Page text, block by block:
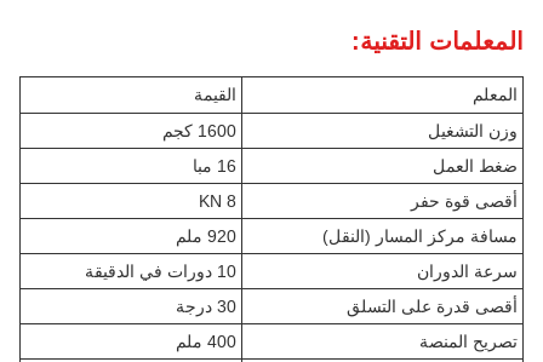
المعلمات التقنية:
المعلم
القيمة
وزن التشغيل
1600 كجم
ضغط العمل
16 مبا
أقصى قوة حفر
مسافة مركز المسار (النقل)
920 ملم
سرعة الدوران
10 دورات في الدقيقة
أقصى قدرة على التسلق
30 درجة
تصريح المنصة
400 ملم